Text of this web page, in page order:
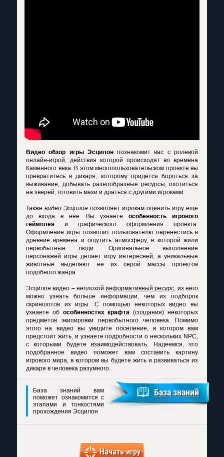
Видео обзор игры Эсцилонпознакомит вас с ролевой
онлайн-игрой, действия которой происходят во времена
Каменного века. В этом многопользовательском проекте вы
превратитесь в дикаря, которому придется бороться за
выживание, добывать разнообразные ресурсы, охотиться
на зверей, готовить мази и драться с другими игроками.
Также видео Эсцилон позволяет игрокам оценить игру еще
до входа в нее. Вы узнаетеособенность игрового
геймплея и графического оформления проекта.
Оформление игры позволит пользователю перенестись в
древние времена и ощутить атмосферу, в которой жили
первобытные люди. Оригинальное выполнение
персонажей игры делает игру интересней, а уникальные
животные выделяют ее из серой массы проектов
подобного жанра.
Эсцилон видео – неплохойинформативный ресурс, из него
можно узнать больше информации, чем из подборок
скриншотов из игры. С помощью некоторых видео вы
узнаете об особенностях крафта (создания) некоторых
предметов экипировки первобытного человека. Помимо
этого на видео вы увидите поселение, в котором вам
предстоит жить, и узнаете подробности о нескольких NPC,
с которыми будете взаимодействовать. Надеемся, что
подобранное видео поможет вам составить картину
игрового мира, в котором вы будете жить и развиваться из
дикаря в человека разумного.
База знаний вам
поможет ознакомится с
этапами и тонкостями
прохождения Эсцилон
База знаний
Начать игру